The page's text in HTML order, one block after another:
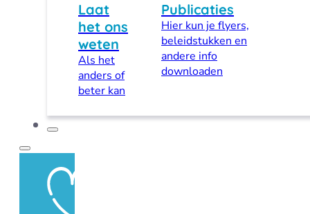
Laat
het ons
weten
Als het
anders of
beter kan
Publicaties
Hier kun je flyers,
beleidstukken en
andere info
downloaden